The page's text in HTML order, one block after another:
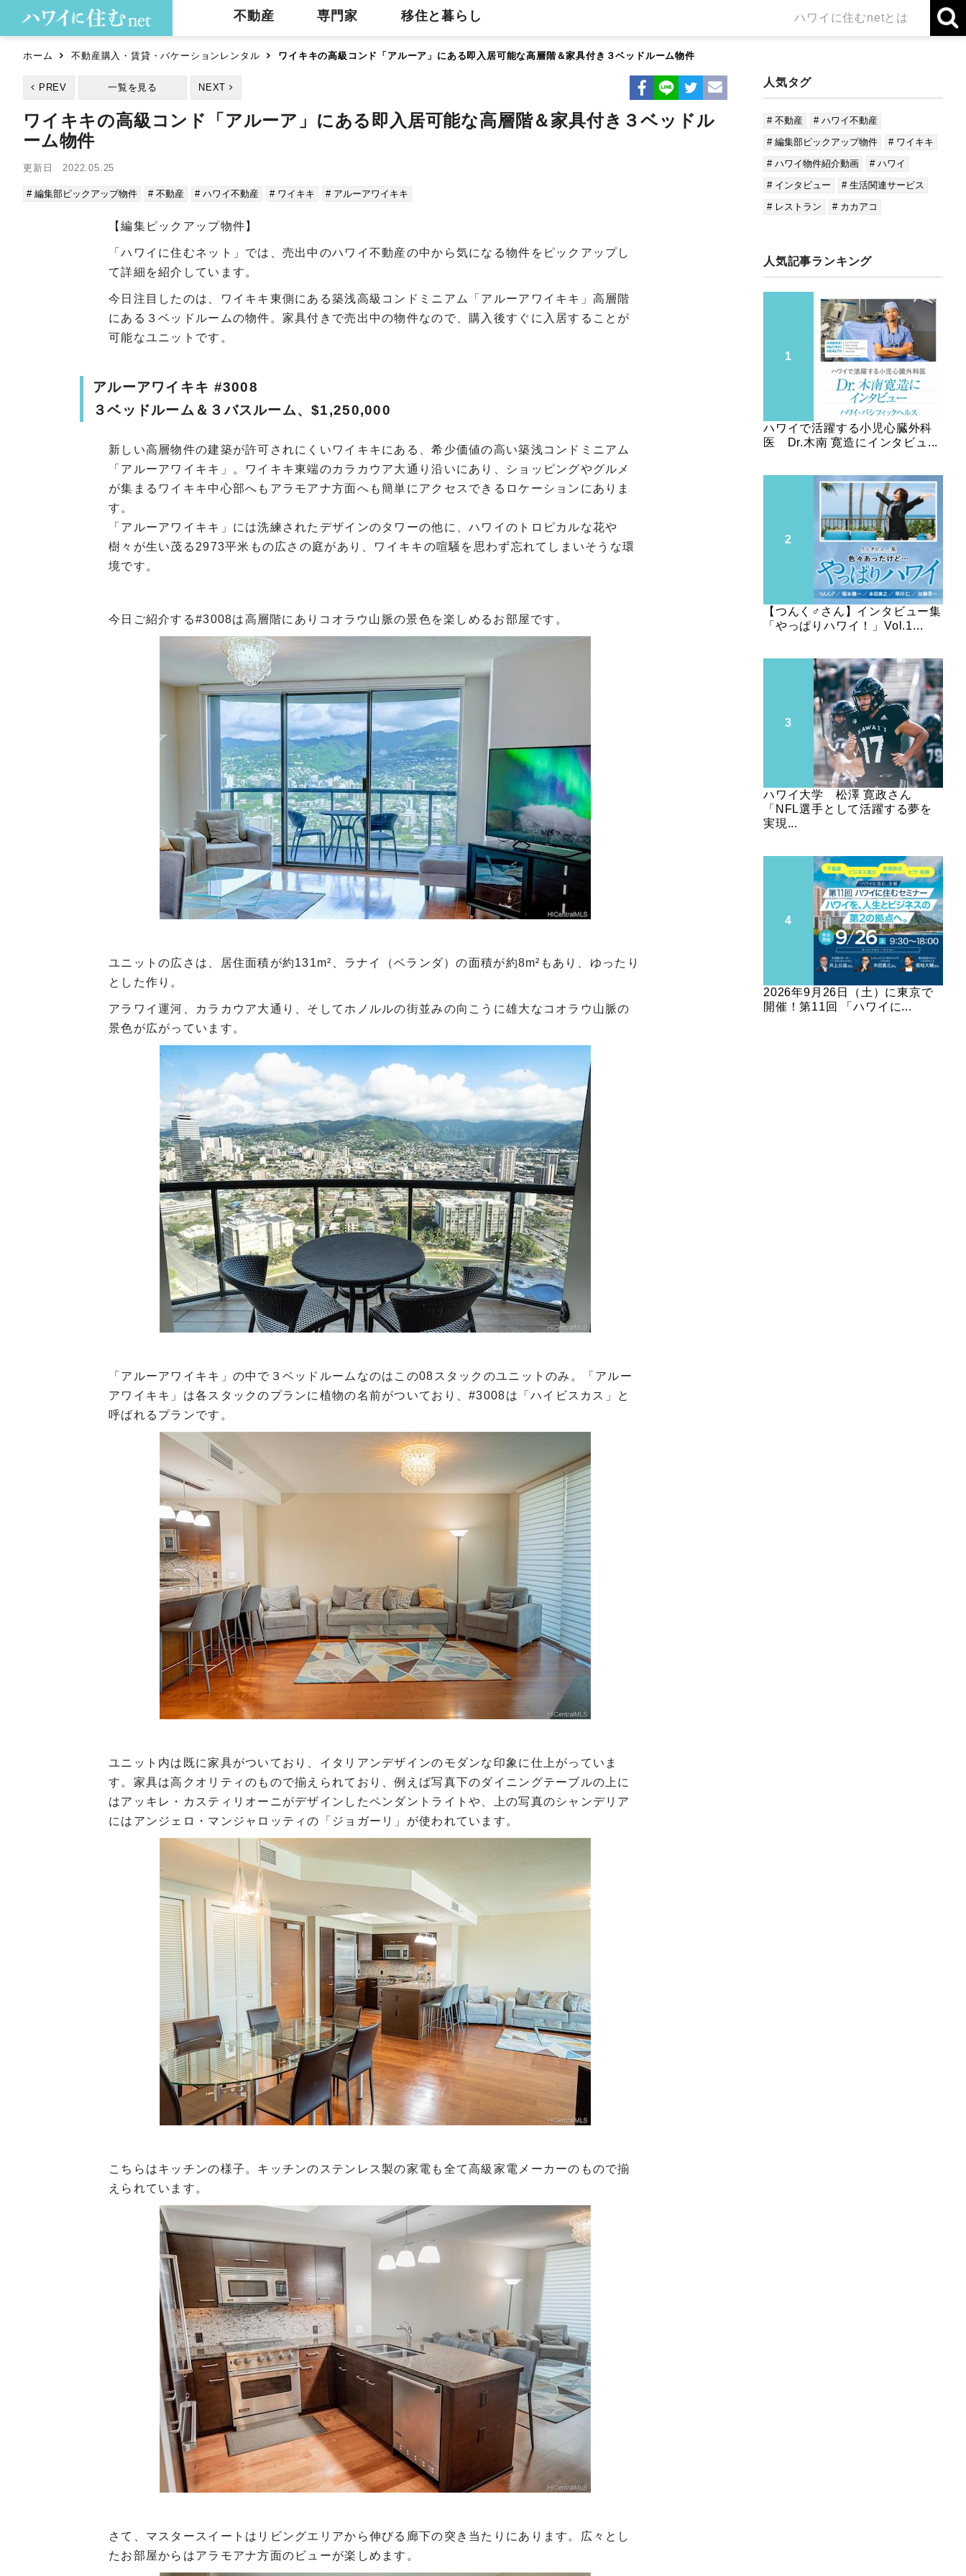
不動産 専門家 移住と暮らし ハワイに住むnetとは
ホーム 不動産購入・賃貸・バケーションレンタル ワイキキの高級コンド「アルーア」にある即入居可能な高層階＆家具付き３ベッドルーム物件
PREV 一覧を見る NEXT
ワイキキの高級コンド「アルーア」にある即入居可能な高層階＆家具付き３ベッドル
ーム物件
更新日 2022.05.25
# 編集部ピックアップ物件 # 不動産 # ハワイ不動産 # ワイキキ # アルーアワイキキ
【編集ピックアップ物件】
「ハワイに住むネット」では、売出中のハワイ不動産の中から気になる物件をピックアップし
て詳細を紹介しています。
今日注目したのは、ワイキキ東側にある築浅高級コンドミニアム「アルーアワイキキ」高層階
にある３ベッドルームの物件。家具付きで売出中の物件なので、購入後すぐに入居することが
可能なユニットです。
アルーアワイキキ #3008
３ベッドルーム＆３バスルーム、$1,250,000
新しい高層物件の建築が許可されにくいワイキキにある、希少価値の高い築浅コンドミニアム
「アルーアワイキキ」。ワイキキ東端のカラカウア大通り沿いにあり、ショッピングやグルメ
が集まるワイキキ中心部へもアラモアナ方面へも簡単にアクセスできるロケーションにありま
す。
「アルーアワイキキ」には洗練されたデザインのタワーの他に、ハワイのトロピカルな花や
樹々が生い茂る2973平米もの広さの庭があり、ワイキキの喧騒を思わず忘れてしまいそうな環
境です。
今日ご紹介する#3008は高層階にありコオラウ山脈の景色を楽しめるお部屋です。
ユニットの広さは、居住面積が約131m²、ラナイ（ベランダ）の面積が約8m²もあり、ゆったり
とした作り。
アラワイ運河、カラカウア大通り、そしてホノルルの街並みの向こうに雄大なコオラウ山脈の
景色が広がっています。
「アルーアワイキキ」の中で３ベッドルームなのはこの08スタックのユニットのみ。「アルー
アワイキキ」は各スタックのプランに植物の名前がついており、#3008は「ハイビスカス」と
呼ばれるプランです。
ユニット内は既に家具がついており、イタリアンデザインのモダンな印象に仕上がっていま
す。家具は高クオリティのもので揃えられており、例えば写真下のダイニングテーブルの上に
はアッキレ・カスティリオーニがデザインしたペンダントライトや、上の写真のシャンデリア
にはアンジェロ・マンジャロッティの「ジョガーリ」が使われています。
こちらはキッチンの様子。キッチンのステンレス製の家電も全て高級家電メーカーのもので揃
えられています。
さて、マスタースイートはリビングエリアから伸びる廊下の突き当たりにあります。広々とし
たお部屋からはアラモアナ方面のビューが楽しめます。
人気タグ
# 不動産
# ハワイ不動産
# 編集部ピックアップ物件
# ワイキキ
# ハワイ物件紹介動画
# ハワイ
# インタビュー
# 生活関連サービス
# レストラン
# カカアコ
人気記事ランキング
ハワイで活躍する小児心臓外科
医 Dr.木南 寛造にインタビュ...
【つんく♂さん】インタビュー集
「やっぱりハワイ！」Vol.1...
ハワイ大学 松澤 寛政さん
「NFL選手として活躍する夢を
実現...
2026年9月26日（土）に東京で
開催！第11回 「ハワイに...